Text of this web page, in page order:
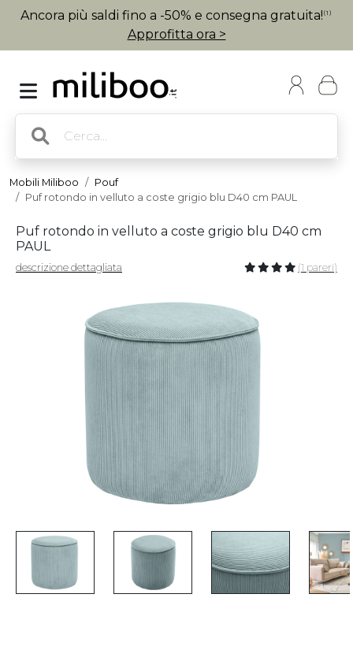
Ancora più saldi fino a -50% e consegna gratuita! (1)
Approfitta ora >
Mobili Miliboo
Pouf
Puf rotondo in velluto a coste grigio blu D40 cm PAUL
Puf rotondo in velluto a coste grigio blu D40 cm
PAUL
descrizione dettagliata (1 pareri)